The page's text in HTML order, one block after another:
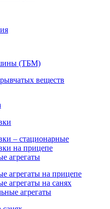
(ТБМ)
веществ
– стационарные
на прицепе
агрегаты
агрегаты на прицепе
агрегаты на санях
агрегаты